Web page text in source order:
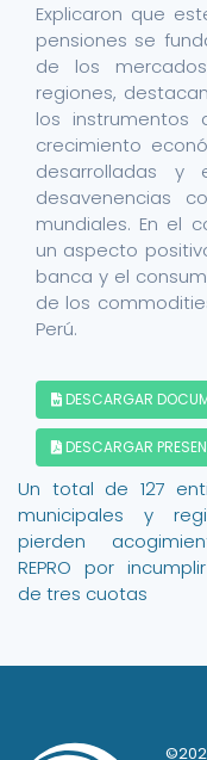
Explicaron que
pensiones se
de los
regiones,
los instrumentos
crecimiento
desarrolladas y
desavenencias
mundiales. En el
un aspecto
banca y el
de los
Perú.
DESCARGAR
DESCARGAR
Navegación
de
entradas
Un total de 127
municipales y
pierden
REPRO por
de tres cuotas